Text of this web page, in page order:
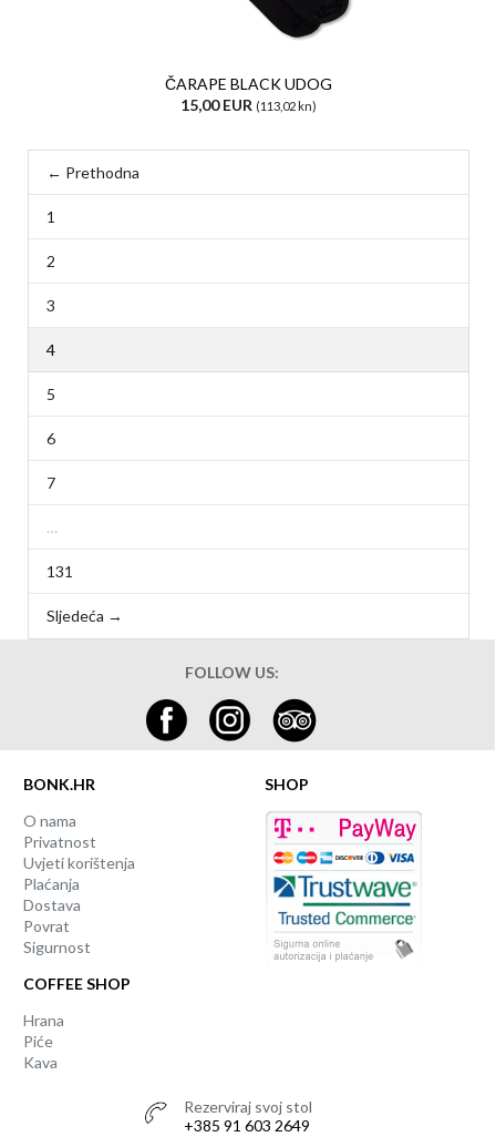
ČARAPE BLACK UDOG
15,00 EUR (113,02 kn)
← Prethodna
1
2
3
4
5
6
7
…
131
Sljedeća →
FOLLOW US:
BONK.HR
O nama
Privatnost
Uvjeti korištenja
Plaćanja
Dostava
Povrat
Sigurnost
COFFEE SHOP
Hrana
Piće
Kava
SHOP
Rezerviraj svoj stol
+385 91 603 2649